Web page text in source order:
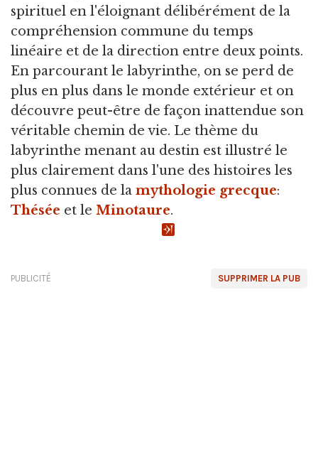
spirituel en l'éloignant délibérément de la
compréhension commune du temps
linéaire et de la direction entre deux points.
En parcourant le labyrinthe, on se perd de
plus en plus dans le monde extérieur et on
découvre peut-être de façon inattendue son
véritable chemin de vie. Le thème du
labyrinthe menant au destin est illustré le
plus clairement dans l'une des histoires les
plus connues de la mythologie grecque:
Thésée et le Minotaure.
SUPPRIMER LA PUB
PUBLICITÉ